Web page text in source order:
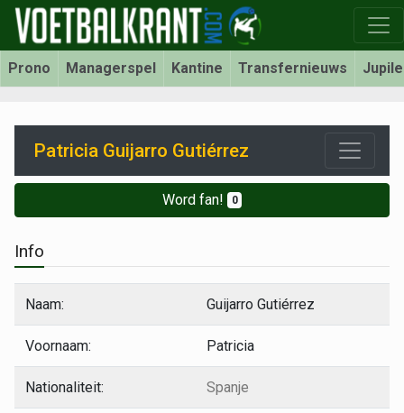
Prono Managerspel Kantine Transfernieuws
Patricia Guijarro Gutiérrez
Word fan! 0
Info
Naam: Guijarro Gutiérrez
Voornaam: Patricia
Nationaliteit: Spanje